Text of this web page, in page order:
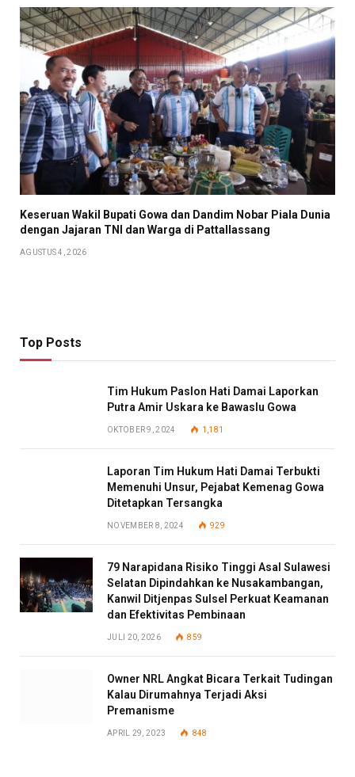
Keseruan Wakil Bupati Gowa dan Dandim Nobar Piala Dunia
dengan Jajaran TNI dan Warga di Pattallassang
AGUSTUS 4, 2026
Top Posts
Tim Hukum Paslon Hati Damai Laporkan
Putra Amir Uskara ke Bawaslu Gowa
OKTOBER 9, 2024 1,181
Laporan Tim Hukum Hati Damai Terbukti
Memenuhi Unsur, Pejabat Kemenag Gowa
Ditetapkan Tersangka
NOVEMBER 8, 2024 929
79 Narapidana Risiko Tinggi Asal Sulawesi
Selatan Dipindahkan ke Nusakambangan,
Kanwil Ditjenpas Sulsel Perkuat Keamanan
dan Efektivitas Pembinaan
JULI 20, 2026 859
Owner NRL Angkat Bicara Terkait Tudingan
Kalau Dirumahnya Terjadi Aksi
Premanisme
APRIL 29, 2023 848